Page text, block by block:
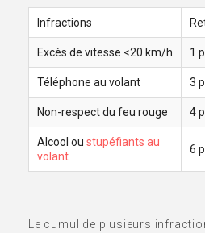
Infractions
Excès de vitesse <20 km/h 1
Téléphone au volant 3
Non-respect du feu rouge 4
Alcool ou stupéfiants au
volant
6
Le cumul de plusieurs